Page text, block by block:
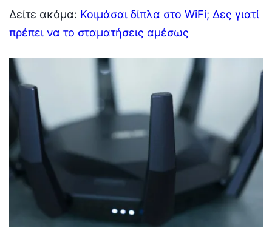
Δείτε ακόμα: Κοιμάσαι δίπλα στο WiFi; Δες γιατί
πρέπει να το σταματήσεις αμέσως